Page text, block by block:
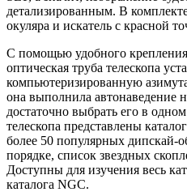
детализированным. В
окуляра и искатель с красной
С помощью удобного крепления
оптическая труба телескопа
компьютеризированную
она выполнила автонаведение
достаточно выбрать его в
телескопа представлены
более 50 популярных дипскай-
порядке, список звездных
Доступны для изучения весь
каталога NGC.